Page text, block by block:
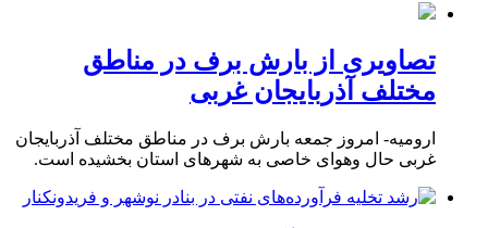
تصاویری از بارش برف در مناطق
مختلف آذربایجان غربی
ارومیه- امروز جمعه بارش برف در مناطق مختلف آذربایجان
غربی حال وهوای خاصی به شهرهای استان بخشیده است.